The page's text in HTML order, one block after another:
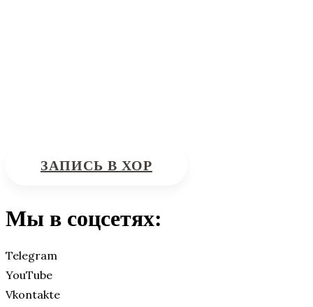
ЗАПИСЬ В ХОР
Мы в соцсетях:
Telegram
YouTube
Vkontakte